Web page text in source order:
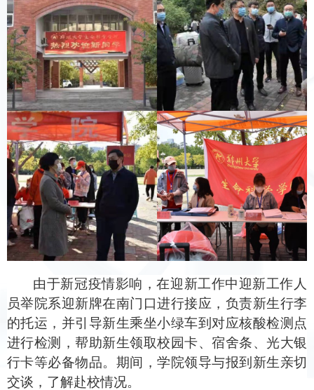
由于新冠疫情影响，在迎新工作中迎新工作人
员举院系迎新牌在南门口进行接应，负责新生行李
的托运，并引导新生乘坐小绿车到对应核酸检测点
进行检测，帮助新生领取校园卡、宿舍条、光大银
行卡等必备物品。期间，学院领导与报到新生亲切
交谈，了解赴校情况。